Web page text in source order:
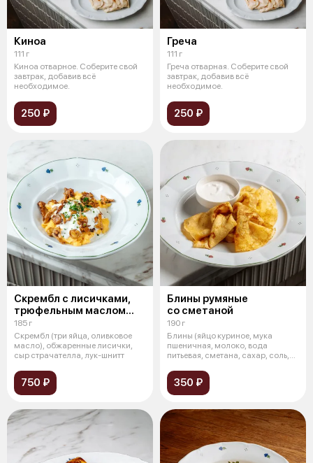
Киноа
111 г
Киноа отварное. Соберите свой
завтрак, добавив всё
необходимое.
250 ₽
Греча
111 г
Греча отварная. Соберите свой
завтрак, добавив всё
необходимое.
250 ₽
Скрембл с лисичками,
трюфельным маслом
и страчателлой
185 г
Скрембл (три яйца, оливковое
масло), обжаренные лисички,
сыр страчателла, лук-шнитт
750 ₽
Блины румяные
со сметаной
190 г
Блины (яйцо куриное, мука
пшеничная, молоко, вода
питьевая, сметана, сахар, соль,
350 ₽